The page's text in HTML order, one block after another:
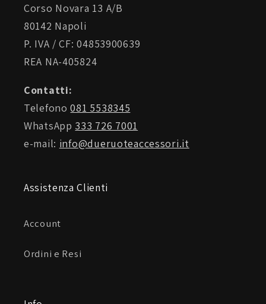
Corso Novara 13 A/B
80142 Napoli
P. IVA / CF: 04853900639
REA NA-405824
Contatti:
Telefono081 5538345
WhatsApp 333 726 7001
e-mail: info@dueruoteaccessori.it
Assistenza Clienti
Account
Ordini e Resi